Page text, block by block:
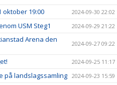
oktober 19:00 2024-09-30 22:02
USM Steg1 2024-09-29 21:22
Arena den
2024-09-27 09:22
2024-09-25 11:17
på landslagssamling 2024-09-23 15:59